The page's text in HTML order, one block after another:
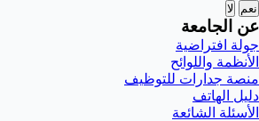
نعم لا
عن الجامعة
جولة افتراضية
الأنظمة واللوائح
منصة جدارات للتوظيف
دليل الهاتف
الأسئلة الشائعة